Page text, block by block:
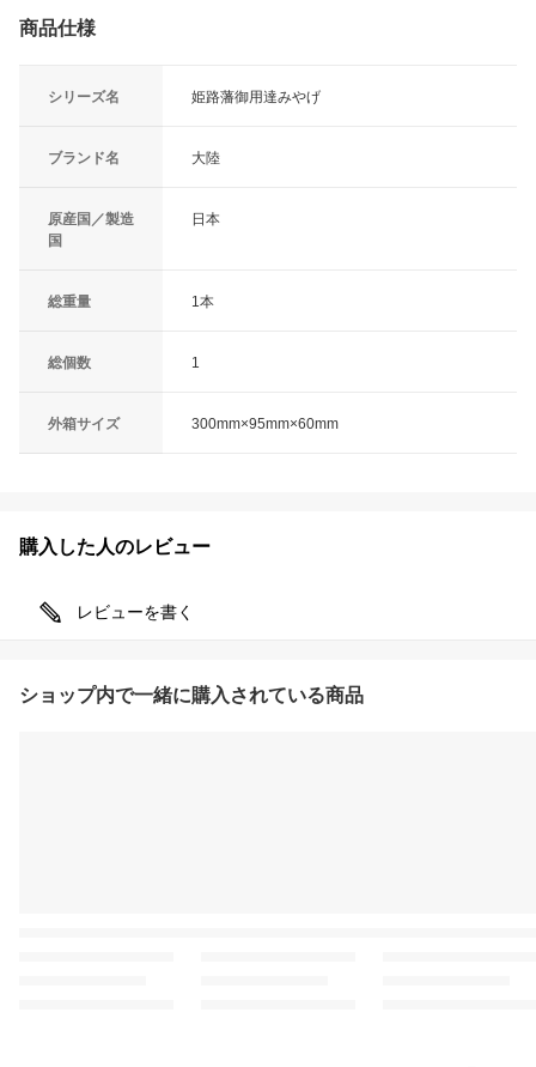
商品仕様
シリーズ名 姫路藩御用達みやげ
ブランド名 大陸
原産国／製造
国
日本
総重量 1本
総個数 1
外箱サイズ 300mm×95mm×60mm
購入した人のレビュー
レビューを書く
ショップ内で一緒に購入されている商品